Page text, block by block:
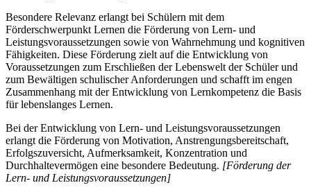
Besondere Relevanz erlangt bei Schülern mit dem
Förderschwerpunkt Lernen die Förderung von Lern- und
Leistungsvoraussetzungen sowie von Wahrnehmung und kognitiven
Fähigkeiten. Diese Förderung zielt auf die Entwicklung von
Voraussetzungen zum Erschließen der Lebenswelt der Schüler und
zum Bewältigen schulischer Anforderungen und schafft im engen
Zusammenhang mit der Entwicklung von Lernkompetenz die Basis
für lebenslanges Lernen.
Bei der Entwicklung von Lern- und Leistungsvoraussetzungen
erlangt die Förderung von Motivation, Anstrengungsbereitschaft,
Erfolgszuversicht, Aufmerksamkeit, Konzentration und
Durchhaltevermögen eine besondere Bedeutung. [Förderung der
Lern- und Leistungsvoraussetzungen]